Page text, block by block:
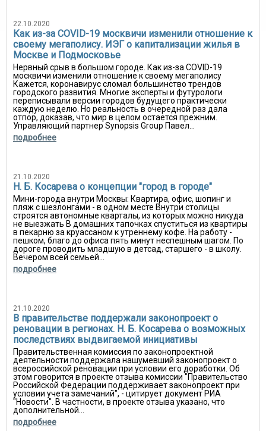
22.10.2020
Как из-за COVID-19 москвичи изменили отношение к
своему мегаполису. ИЭГ о капитализации жилья в
Москве и Подмосковье
Нервный срыв в большом городе. Как из-за COVID-19
москвичи изменили отношение к своему мегаполису
Кажется, коронавирус сломал большинство трендов
городского развития. Многие эксперты и футурологи
переписывали версии городов будущего практически
каждую неделю. Но реальность в очередной раз дала
отпор, доказав, что мир в целом остается прежним.
Управляющий партнер Synopsis Group Павел...
подробнее
21.10.2020
Н. Б. Косарева о концепции "город в городе"
Мини-города внутри Москвы: Квартира, офис, шопинг и
пляж с шезлонгами - в одном месте Внутри столицы
строятся автономные кварталы, из которых можно никуда
не выезжать В домашних тапочках спуститься из квартиры
в пекарню за круассаном к утреннему кофе. На работу -
пешком, благо до офиса пять минут неспешным шагом. По
дороге проводить младшую в детсад, старшего - в школу.
Вечером всей семьей...
подробнее
21.10.2020
В правительстве поддержали законопроект о
реновации в регионах. Н. Б. Косарева о возможных
последствиях выдвигаемой инициативы
Правительственная комиссия по законопроектной
деятельности поддержала нашумевший законопроект о
всероссийской реновации при условии его доработки. Об
этом говорится в проекте отзыва комиссии "Правительство
Российской Федерации поддерживает законопроект при
условии учета замечаний", - цитирует документ РИА
"Новости". В частности, в проекте отзыва указано, что
дополнительной...
подробнее